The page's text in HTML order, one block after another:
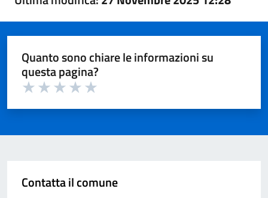
Quanto sono chiare le informazioni su
questa pagina?
Contatta il comune